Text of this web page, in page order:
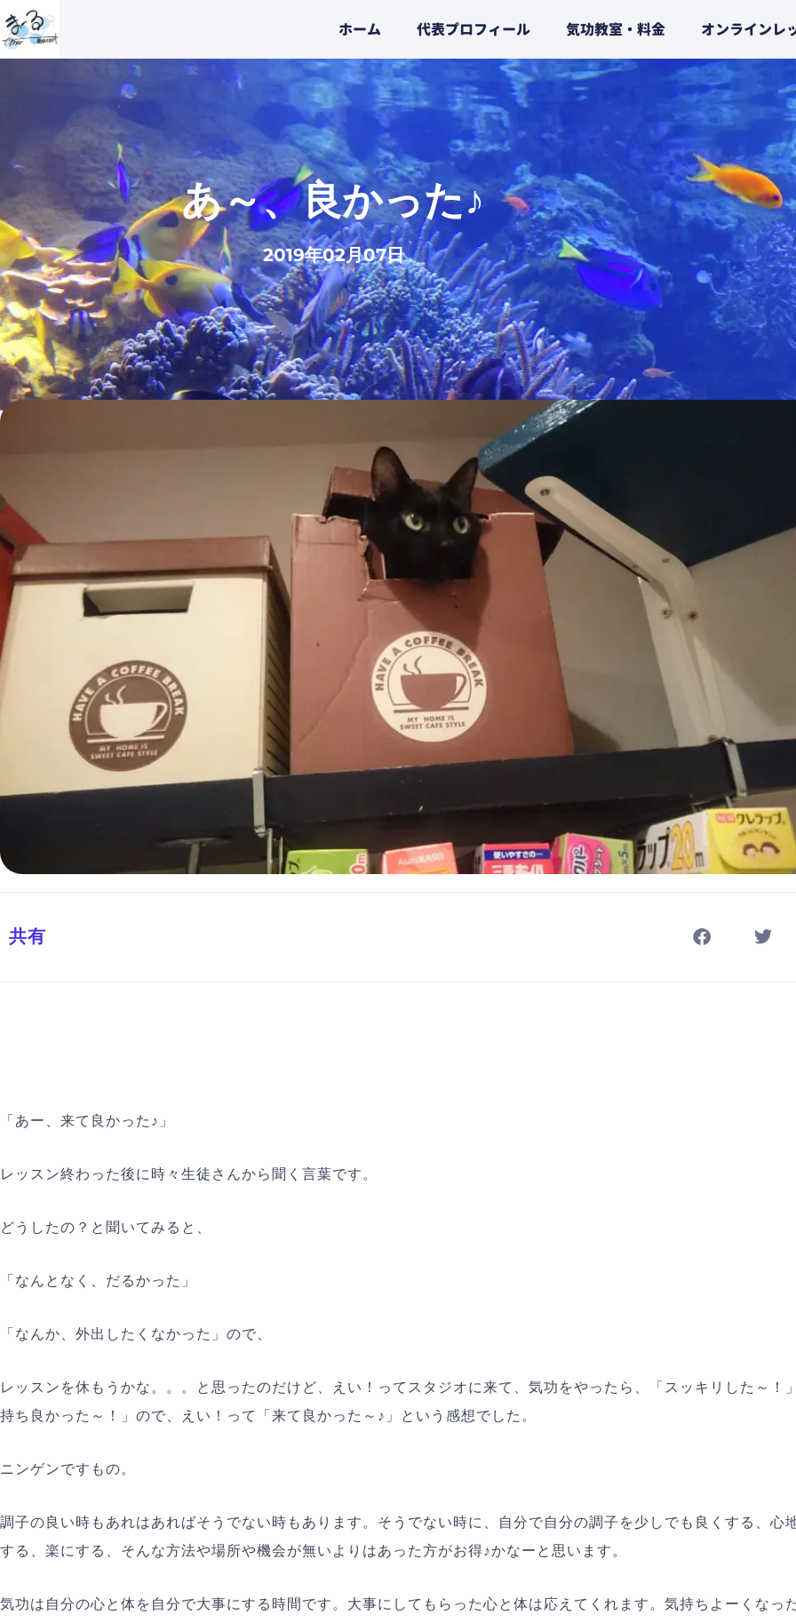
内
容
を
ホーム 代表プロフィール 気功教室・料金 オンラインレ
あ～、良かった♪
2019年02月07日
共有
「あー、来て良かった♪」
レッスン終わった後に時々生徒さんから聞く言葉です。
どうしたの？と聞いてみると、
「なんとなく、だるかった」
「なんか、外出したくなかった」ので、
レッスンを休もうかな。。。と思ったのだけど、えい！ってスタジオに来て、気功をやったら、「スッキリした～！
持ち良かった～！」ので、えい！って「来て良かった～♪」という感想でした。
ニンゲンですもの。
調子の良い時もあれはあればそうでない時もあります。そうでない時に、自分で自分の調子を少しでも良くする、心
する、楽にする、そんな方法や場所や機会が無いよりはあった方がお得♪かなーと思います。
気功は自分の心と体を自分で大事にする時間です。大事にしてもらった心と体は応えてくれます。気持ちよーくなった